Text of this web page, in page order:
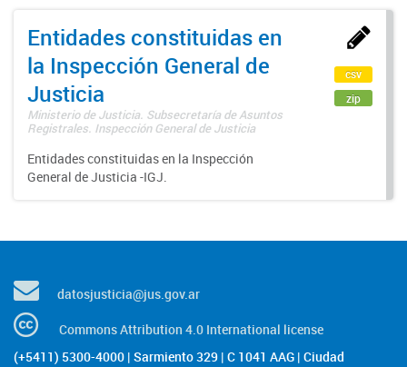
Entidades constituidas en
la Inspección General de
Justicia
Ministerio de Justicia. Subsecretaría de Asuntos
Registrales. Inspección General de Justicia
Entidades constituidas en la Inspección
General de Justicia -IGJ.
csv
zip
datosjusticia@jus.gov.ar
Commons Attribution 4.0 International license
(+5411) 5300-4000 | Sarmiento 329 | C 1041 AAG | Ciudad